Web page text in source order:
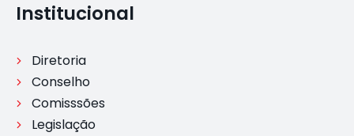
Institucional
Diretoria
Conselho
Comisssões
Legislação